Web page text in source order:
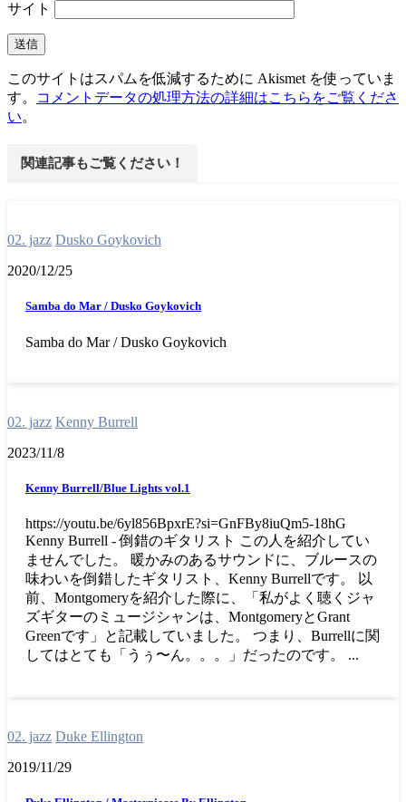
サイト
このサイトはスパムを低減するために Akismet を使っていま
す。
コメントデータの処理方法の詳細はこちらをご覧くださ
い。
関連記事もご覧ください！
02. jazz Dusko Goykovich
2020/12/25
Samba do Mar / Dusko Goykovich
Samba do Mar / Dusko Goykovich
02. jazz Kenny Burrell
2023/11/8
Kenny Burrell/Blue Lights vol.1
https://youtu.be/6yl856BpxrE?si=GnFBy8iuQm5-18hG
Kenny Burrell - 倒錯のギタリスト この人を紹介してい
ませんでした。 暖かみのあるサウンドに、ブルースの
味わいを倒錯したギタリスト、Kenny Burrellです。 以
前、Montgomeryを紹介した際に、「私がよく聴くジャ
ズギターのミュージシャンは、MontgomeryとGrant
Greenです」と記載していました。 つまり、Burrellに関
してはとても「うぅ〜ん。。。」だったのです。 ...
02. jazz Duke Ellington
2019/11/29